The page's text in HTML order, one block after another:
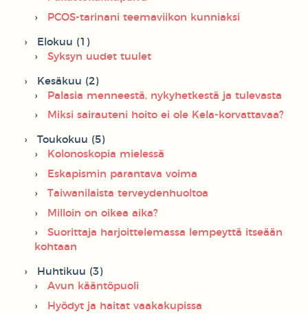
PCOS-tarinani teemaviikon kunniaksi
Elokuu (1)
Syksyn uudet tuulet
Kesäkuu (2)
Palasia menneestä, nykyhetkestä ja tulevasta
Miksi sairauteni hoito ei ole Kela-korvattavaa?
Toukokuu (5)
Kolonoskopia mielessä
Eskapismin parantava voima
Taiwanilaista terveydenhuoltoa
Milloin on oikea aika?
Suorittaja harjoittelemassa lempeyttä itseään
kohtaan
Huhtikuu (3)
Avun kääntöpuoli
Hyödyt ja haitat vaakakupissa